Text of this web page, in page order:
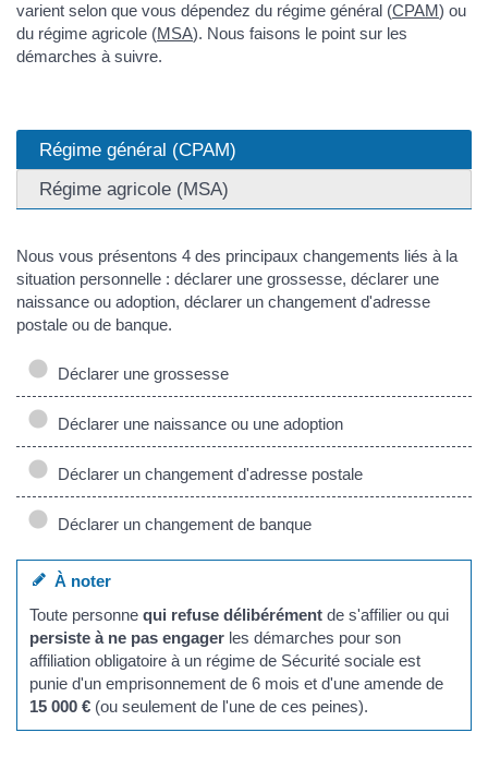
varient selon que vous dépendez du régime général (CPAM) ou
du régime agricole (MSA). Nous faisons le point sur les
démarches à suivre.
Régime général (CPAM)
Régime agricole (MSA)
Nous vous présentons 4 des principaux changements liés à la
situation personnelle : déclarer une grossesse, déclarer une
naissance ou adoption, déclarer un changement d'adresse
postale ou de banque.
Déclarer une grossesse
Déclarer une naissance ou une adoption
Déclarer un changement d'adresse postale
Déclarer un changement de banque
À noter
Toute personnequi refuse délibérément de s'affilier ou qui
persiste à ne pas engager les démarches pour son
affiliation obligatoire à un régime de Sécurité sociale est
punie d'un emprisonnement de 6 mois et d'une amende de
15 000 € (ou seulement de l'une de ces peines).